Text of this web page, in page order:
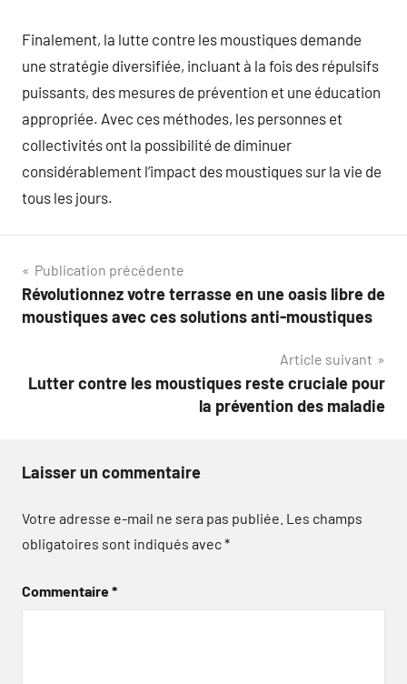
Finalement, la lutte contre les moustiques demande
une stratégie diversifiée, incluant à la fois des répulsifs
puissants, des mesures de prévention et une éducation
appropriée. Avec ces méthodes, les personnes et
collectivités ont la possibilité de diminuer
considérablement l’impact des moustiques sur la vie de
tous les jours.
Navigation
de
Publication précédente
Révolutionnez votre terrasse en une oasis libre de
moustiques avec ces solutions anti-moustiques
Article suivant
Lutter contre les moustiques reste cruciale pour
la prévention des maladie
Laisser un commentaire
Votre adresse e-mail ne sera pas publiée. Les champs
obligatoires sont indiqués avec*
Commentaire*